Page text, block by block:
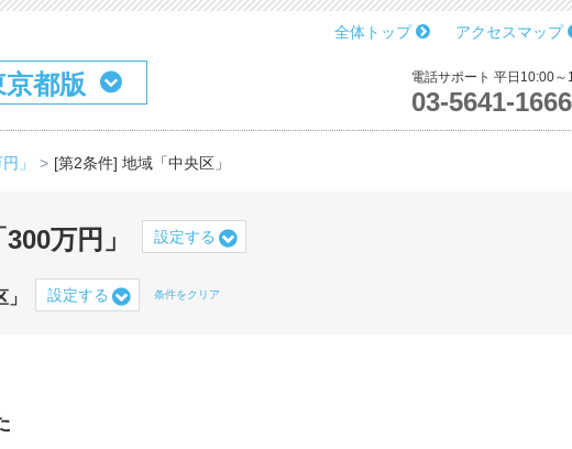
全体トップ アクセスマップ
京都版 電話サポート 平日10:00～
03-5641-1666
」 [第2条件] 地域「中央区」
300万円」 設定する
」 設定する 条件をクリア